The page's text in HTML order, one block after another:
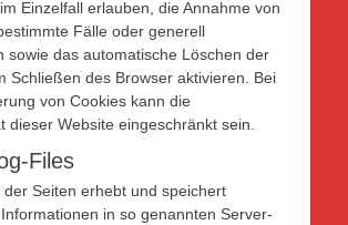
Einzelfall erlauben, die Annahme von
Fälle oder generell
sowie das automatische Löschen der
Schließen des Browser aktivieren. Bei
von Cookies kann die
dieser Website eingeschränkt sein.
Files
der Seiten erhebt und speichert
in so genannten Server-